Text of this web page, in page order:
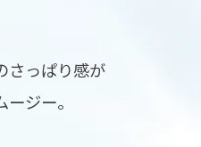
さっぱり感が
ジー。